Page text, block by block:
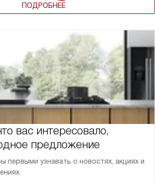
ПОДРОБНЕЕ
вас интересовало,
предложение
первыми узнавать о новостях, акциях и